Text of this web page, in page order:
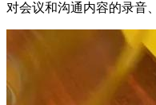
对会议和沟通内容的录音